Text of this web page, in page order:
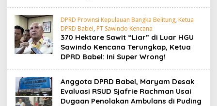
DPRD Provinsi Kepulauan Bangka Belitung, Ketua
DPRD Babel, PT Sawindo Kencana
370 Hektare Sawit “Liar” di Luar HGU
Sawindo Kencana Terungkap, Ketua
DPRD Babel: Ini Super Wrong!
Anggota DPRD Babel, Maryam Desak
Evaluasi RSUD Sjafrie Rachman Usai
Dugaan Penolakan Ambulans di Puding